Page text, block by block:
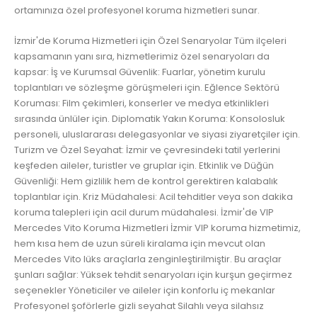
ortamınıza özel profesyonel koruma hizmetleri sunar.
İzmir'de Koruma Hizmetleri için Özel Senaryolar Tüm ilçeleri
kapsamanın yanı sıra, hizmetlerimiz özel senaryoları da
kapsar: İş ve Kurumsal Güvenlik: Fuarlar, yönetim kurulu
toplantıları ve sözleşme görüşmeleri için. Eğlence Sektörü
Koruması: Film çekimleri, konserler ve medya etkinlikleri
sırasında ünlüler için. Diplomatik Yakın Koruma: Konsolosluk
personeli, uluslararası delegasyonlar ve siyasi ziyaretçiler için.
Turizm ve Özel Seyahat: İzmir ve çevresindeki tatil yerlerini
keşfeden aileler, turistler ve gruplar için. Etkinlik ve Düğün
Güvenliği: Hem gizlilik hem de kontrol gerektiren kalabalık
toplantılar için. Kriz Müdahalesi: Acil tehditler veya son dakika
koruma talepleri için acil durum müdahalesi. İzmir'de VIP
Mercedes Vito Koruma Hizmetleri İzmir VIP koruma hizmetimiz,
hem kısa hem de uzun süreli kiralama için mevcut olan
Mercedes Vito lüks araçlarla zenginleştirilmiştir. Bu araçlar
şunları sağlar: Yüksek tehdit senaryoları için kurşun geçirmez
seçenekler Yöneticiler ve aileler için konforlu iç mekanlar
Profesyonel şoförlerle gizli seyahat Silahlı veya silahsız